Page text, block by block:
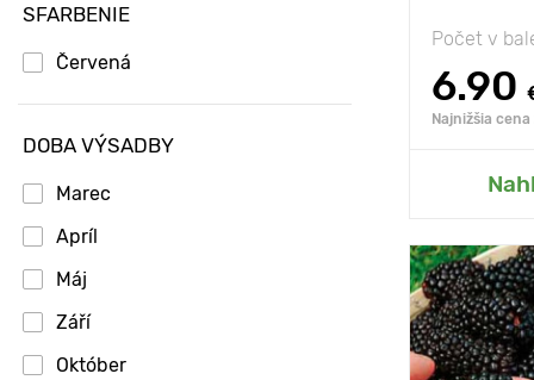
SFARBENIE
Červená
DOBA VÝSADBY
Marec
Apríl
Máj
Září
Október
Počet v
6.90
Najnižšia